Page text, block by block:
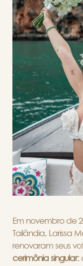
Em novembro de
Tailândia, Larissa
renovaram seus
cerimônia singular: